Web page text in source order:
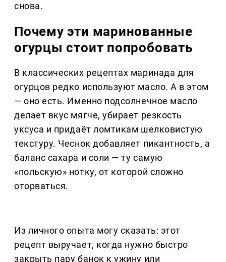
снова.
Почему эти маринованные
огурцы стоит попробовать
В классических рецептах маринада для
огурцов редко используют масло. А в этом
— оно есть. Именно подсолнечное масло
делает вкус мягче, убирает резкость
уксуса и придаёт ломтикам шелковистую
текстуру. Чеснок добавляет пикантность, а
баланс сахара и соли — ту самую
«польскую» нотку, от которой сложно
оторваться.
Из личного опыта могу сказать: этот
рецепт выручает, когда нужно быстро
закрыть пару банок к ужину или